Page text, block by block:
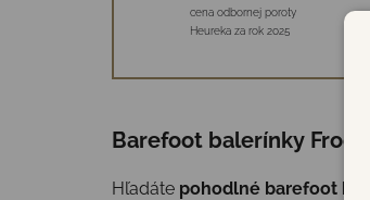
cena odbornej poroty
Heureka za rok 2025
Barefoot balerínky
Hľadáte pohodlné barefoot